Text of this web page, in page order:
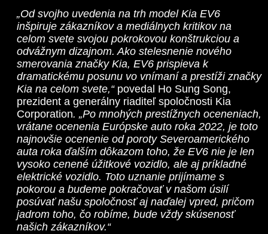
„Od svojho uvedenia na trh model Kia EV6
inšpiruje zákazníkov a mediálnych kritikov na
celom svete svojou pokrokovou konštrukciou a
odvážnym dizajnom. Ako stelesnenie nového
smerovania značky Kia, EV6 prispieva k
dramatickému posunu vo vnímaní a prestíži značky
Kia na celom svete,“povedal Ho Sung Song,
prezident a generálny riaditeľ spoločnosti Kia
Corporation. „Po mnohých prestížnych oceneniach,
vrátane ocenenia Európske auto roka 2022, je toto
najnovšie ocenenie od poroty Severoamerického
auta roka ďalším dôkazom toho, že EV6 nie je len
vysoko cenené úžitkové vozidlo, ale aj príkladné
elektrické vozidlo. Toto uznanie prijímame s
pokorou a budeme pokračovať v našom úsilí
posúvať našu spoločnosť aj naďalej vpred, pričom
jadrom toho, čo robíme, bude vždy skúsenosť
našich zákazníkov.“